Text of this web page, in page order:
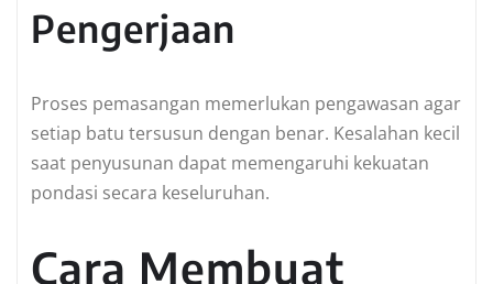
Pengerjaan
Proses pemasangan memerlukan pengawasan agar
setiap batu tersusun dengan benar. Kesalahan kecil
saat penyusunan dapat memengaruhi kekuatan
pondasi secara keseluruhan.
Cara Membuat